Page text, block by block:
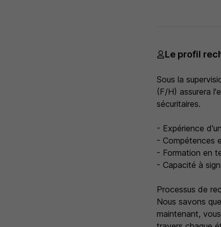
Le profil
Sous la
(F/H) assurera
sécuritaires.
- Expérience
- Compétences
- Formation en
- Capacité à
Processus de
Nous savons
maintenant,